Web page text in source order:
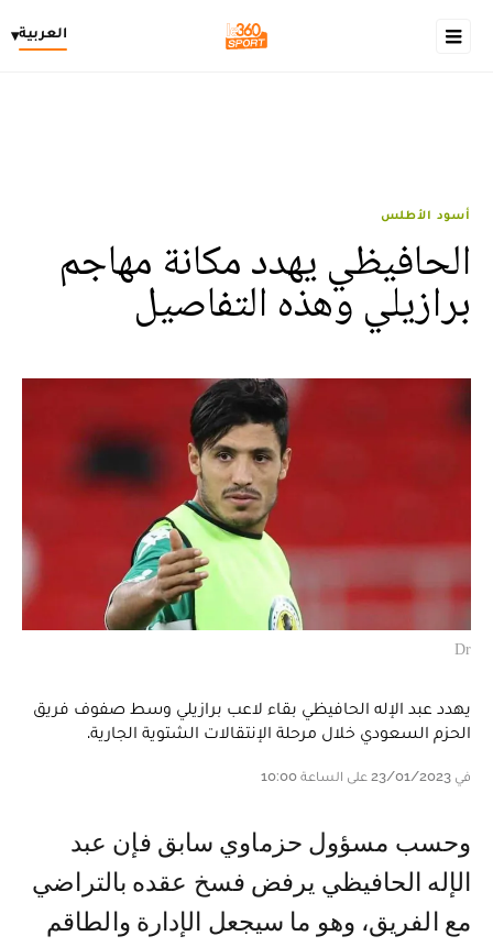
العربية▾
أسود الأطلس
الحافيظي يهدد مكانة مهاجم
برازيلي وهذه التفاصيل
Dr
يهدد عبد الإله الحافيظي بقاء لاعب برازيلي وسط صفوف فريق
الحزم السعودي خلال مرحلة الإنتقالات الشتوية الجارية.
في 23/01/2023 على الساعة 10:00
و حسب مسؤول حزماوي سابق فإن عبد
الإله الحافيظي يرفض فسخ عقده بالتراضي
مع الفريق، وهو ما سيجعل الإدارة والطاقم